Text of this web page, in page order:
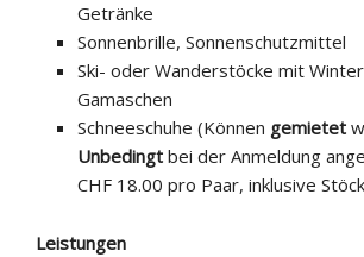
Getränke
Sonnenbrille, Sonnenschutzmittel
Ski- oder Wanderstöcke mit
Gamaschen
Schneeschuhe (Können gemietet
Unbedingt bei der Anmeldung
CHF 18.00 pro Paar, inklusive
Leistungen